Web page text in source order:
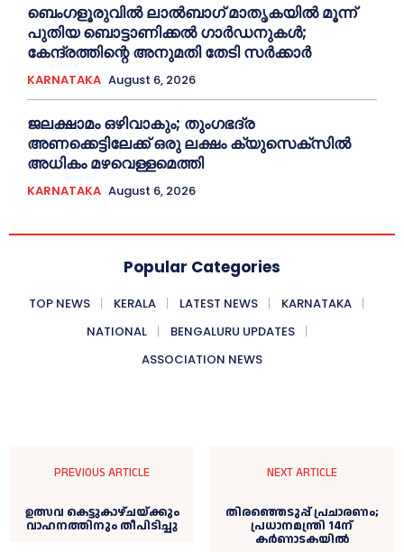
ബെംഗളൂരുവിൽ ലാൽബാഗ് മാതൃകയിൽ മൂന്ന്
പുതിയ ബൊട്ടാണിക്കൽ ഗാർഡനുകൾ;
കേന്ദ്രത്തിന്റെ അനുമതി തേടി സർക്കാർ
KARNATAKA August 6, 2026
ജലക്ഷാമം ഒഴിവാകും; തുംഗഭദ്ര
അണക്കെട്ടിലേക്ക് ഒരു ലക്ഷം ക്യുസെക്സില്‍
അധികം മഴവെള്ളമെത്തി
KARNATAKA August 6, 2026
Popular Categories
TOP NEWS KERALA LATEST NEWS
KARNATAKA
NATIONAL
BENGALURU UPDATES
ASSOCIATION NEWS
PREVIOUS ARTICLE
ഉത്സവ കെട്ടുകാഴ്ചയ്ക്കും
വാഹനത്തിനും തീപിടിച്ചു
NEXT ARTICLE
തിരഞ്ഞെടുപ്പ് പ്രചാരണം;
പ്രധാനമന്ത്രി 14ന്
കർണാടകയിൽ